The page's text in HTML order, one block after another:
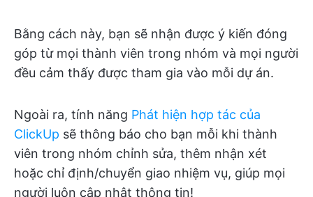
Bằng cách này, bạn sẽ nhận được ý kiến đóng
góp từ mọi thành viên trong nhóm và mọi người
đều cảm thấy được tham gia vào mỗi dự án.
Ngoài ra, tính năng Phát hiện hợp tác của
ClickUp sẽ thông báo cho bạn mỗi khi thành
viên trong nhóm chỉnh sửa, thêm nhận xét
hoặc chỉ định/chuyển giao nhiệm vụ, giúp mọi
người luôn cập nhật thông tin!